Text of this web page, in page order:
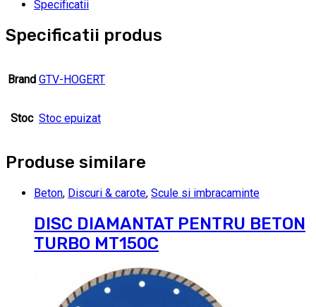
Specificatii
Specificatii produs
Brand GTV-HOGERT
Stoc Stoc epuizat
Produse similare
Beton, Discuri & carote, Scule si imbracaminte
DISC DIAMANTAT PENTRU BETON
TURBO MT150C